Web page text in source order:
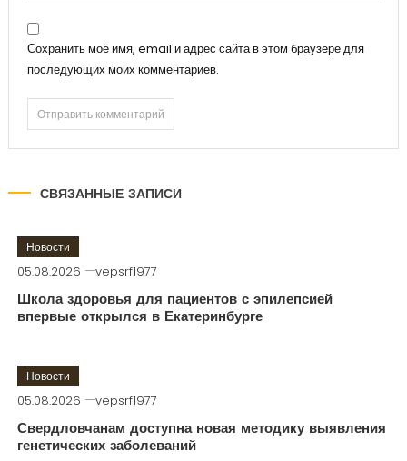
Сохранить моё имя, email и адрес сайта в этом браузере для
последующих моих комментариев.
СВЯЗАННЫЕ ЗАПИСИ
Новости
05.08.2026 vepsrf1977
Школа здоровья для пациентов с эпилепсией
впервые открылся в Екатеринбурге
Новости
05.08.2026 vepsrf1977
Свердловчанам доступна новая методику выявления
генетических заболеваний